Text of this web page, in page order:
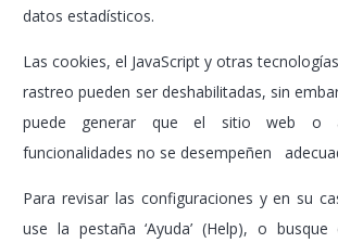
datos estadísticos.
Las cookies, el JavaScript y otras
rastreo pueden ser deshabilitadas, sin
puede generar que el sitio web o
funcionalidades no se desempeñen
Para revisar las configuraciones y en su
use la pestaña ‘Ayuda’ (Help), o busque